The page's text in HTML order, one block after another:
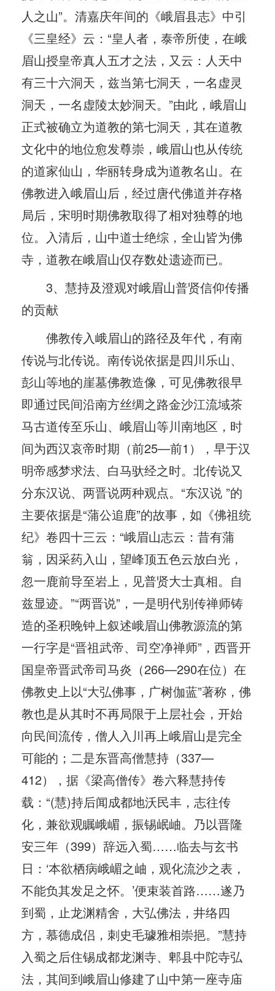
人之山”。清嘉庆年间的《峨眉县志》中引
《三皇经》云：“皇人者，泰帝所使，在峨
眉山授皇帝真人五才之法，又云：人天中
有三十六洞天，兹当第七洞天，一名虚灵
洞天，一名虚陵太妙洞天。”由此，峨眉山
正式被确立为道教的第七洞天，其在道教
文化中的地位愈发尊崇，峨眉山也从传统
的道家仙山，华丽转身成为道教名山。在
佛教进入峨眉山后，经过唐代佛道并存格
局后，宋明时期佛教取得了相对独尊的地
位。入清后，山中道士绝综，全山皆为佛
寺，道教在峨眉山仅存数处遗迹而已。
3、慧持及澄观对峨眉山普贤信仰传播
的贡献
佛教传入峨眉山的路径及年代，有南
传说与北传说。南传说依据是四川乐山、
彭山等地的崖墓佛教造像，可见佛教很早
即通过民间沿南方丝绸之路金沙江流域茶
马古道传至乐山、峨眉山等川南地区，时
间为西汉哀帝时期（前25—前1），早于汉
明帝感梦求法、白马驮经之时。北传说又
分东汉说、两晋说两种观点。“东汉说 ”的
主要依据是“蒲公追鹿”的故事，如《佛祖统
纪》卷四十三云：“峨眉山志云：昔有蒲
翁，因采药入山，望峰顶五色云放白光，
忽一鹿前导至岩上，见普贤大士真相。自
兹显迹。”“两晋说”，一是明代别传禅师铸
造的圣积晚钟上叙述峨眉山佛教源流的第
一行字是“晋祖武帝、司空净禅师”，西晋开
国皇帝晋武帝司马炎（266—290在位）在
佛教史上以“大弘佛事，广树伽蓝”著称，佛
教也是从其时不再局限于上层社会，开始
向民间流传，僧人入川再上峨眉山是完全
可能的；二是东晋高僧慧持（337—
412），据《梁高僧传》卷六释慧持传
载：“(慧)持后闻成都地沃民丰，志往传
化，兼欲观瞩峨嵋，振锡岷岫。乃以晋隆
安三年（399）辞远入蜀……临去与玄书
日：‘本欲栖病峨嵋之岫，观化流沙之表，
不能负其发足之怀。’便束装首路……遂乃
到蜀，止龙渊精舍，大弘佛法，井络四
方，慕德成侣，刺史毛璩雅相崇挹。”慧持
入蜀之后住锡成都龙渊寺、郫县中陀寺弘
法，其间到峨眉山修建了山中第一座寺庙